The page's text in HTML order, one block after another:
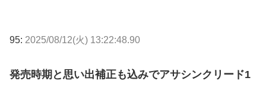
95: 2025/08/12(火) 13:22:48.90
発売時期と思い出補正も込みでアサシンクリード1